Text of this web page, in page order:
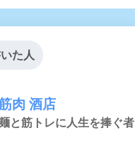
た人
肉 酒店
と筋トレに人生を捧ぐ者